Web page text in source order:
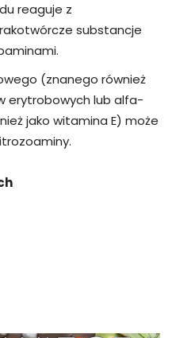
reaguje z
substancje
(znanego również
erytrobowych lub alfa-
jako witamina E) może